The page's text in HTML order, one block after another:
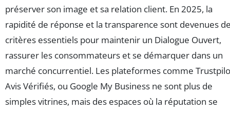
préserver son image et sa relation client. En 2025, la
rapidité de réponse et la transparence sont devenues
critères essentiels pour maintenir un Dialogue Ouvert,
rassurer les consommateurs et se démarquer dans un
marché concurrentiel. Les plateformes comme
Avis Vérifiés, ou Google My Business ne sont plus de
simples vitrines, mais des espaces où la réputation se